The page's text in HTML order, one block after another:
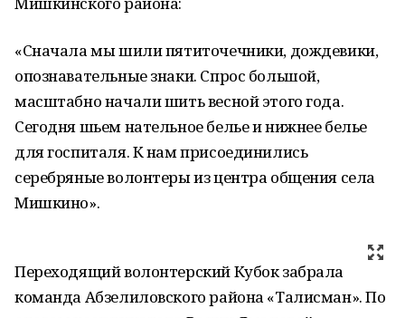
«Сначала мы шили пятиточечники, дождевики,
опознавательные знаки. Спрос большой,
масштабно начали шить весной этого года.
Сегодня шьем нательное белье и нижнее белье
для госпиталя. К нам присоединились
серебряные волонтеры из центра общения села
Мишкино».
Переходящий волонтерский Кубок забрала
команда Абзелиловского района «Талисман». По